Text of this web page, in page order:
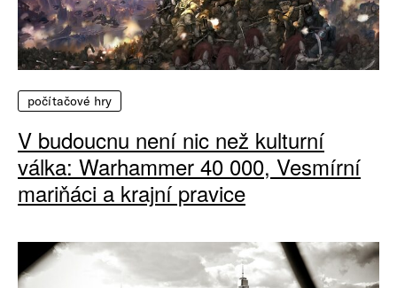
počítačové hry
V budoucnu není nic než kulturní
válka: Warhammer 40 000, Vesmírní
mariňáci a krajní pravice